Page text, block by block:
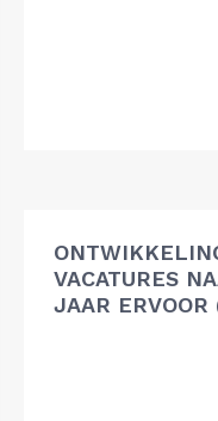
VACATURES
JAAR ERVOOR